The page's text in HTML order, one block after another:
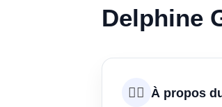
Delphine
💇‍♀️ À propos